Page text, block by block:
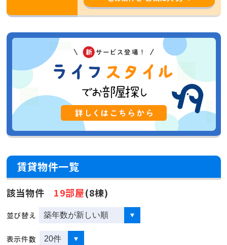
賃貸物件一覧
該当物件 19部屋(8棟)
並び替え
表示件数